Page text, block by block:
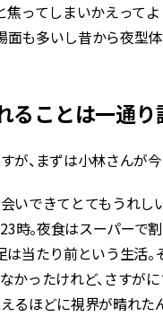
焦ってしまいかえって
も多いし昔から夜型
ることは一通り
が、まずは小林さんが
いできてとてもうれし
時。夜食はスーパー
は当たり前という生活
かったけれど、さすが
るほどに視界が晴れ